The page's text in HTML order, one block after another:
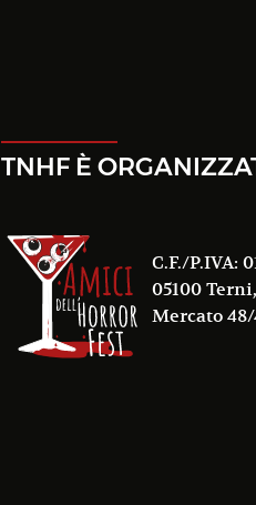
TNHF È
C.F./P.IVA:
05100
Mercato